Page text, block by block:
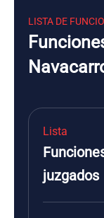
LISTA DE
Lista
juzgados